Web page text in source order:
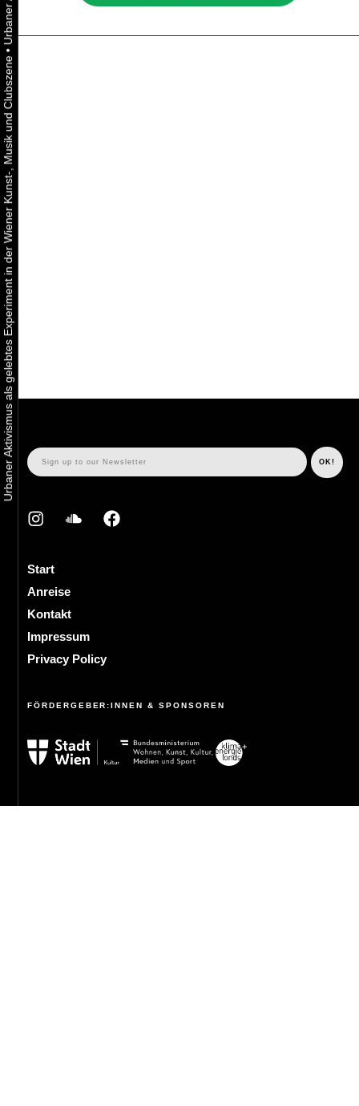
Urbaner Aktivismus als gelebtes Experiment in der Wiener Kunst-, Musik und Clubszene
•
Start
Anreise
Kontakt
Impressum
Privacy Policy
FÖRDERGEBER:INNEN & SPONSOREN